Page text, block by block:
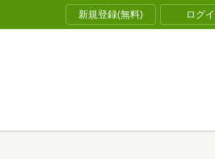
新規登録(無料) ログ